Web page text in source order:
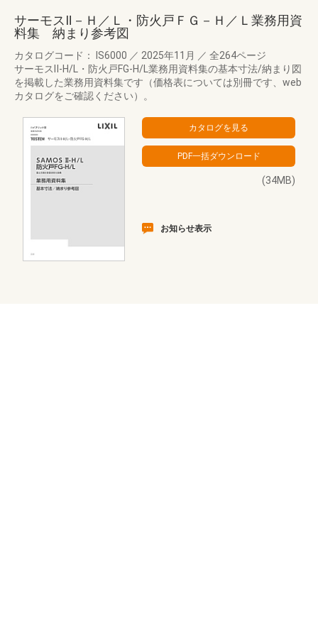
サーモスⅡ－Ｈ／Ｌ・防火戸ＦＧ－Ｈ／Ｌ業務用資
料集 納まり参考図
カタログコード： IS6000 ／ 2025年11月 ／ 全264ページ
サーモスⅡ-H/L・防火戸FG-H/L業務用資料集の基本寸法/納まり図
を掲載した業務用資料集です（価格表については別冊です、web
カタログをご確認ください）。
(34MB)
お知らせ表示